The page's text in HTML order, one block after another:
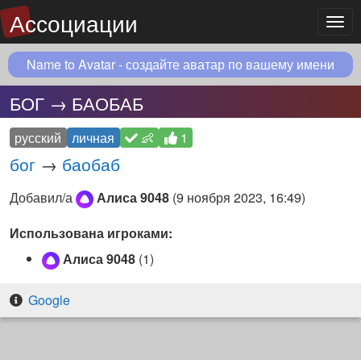
Ассоциации
Name to Avatar - создайте аватар по вашему имени
БОГ → БАОБАБ
русский личная 👶 1
бог → баобаб
Добавил/а Алиса 9048 (9 ноября 2023, 16:49)
Использована игроками:
Алиса 9048 (1)
Google